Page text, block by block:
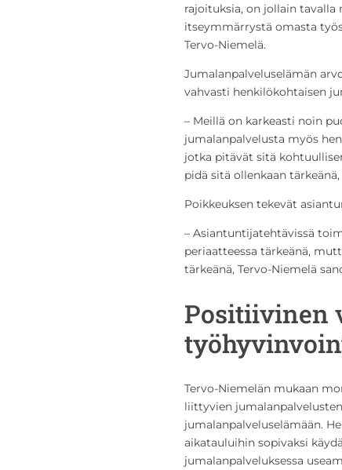
rajoituksia, on jollain
itseymmärrystä omasta
Tervo-Niemelä.
Jumalanpalveluselämän
vahvasti henkilökohtaisen
– Meillä on karkeasti noin
jumalanpalvelusta myös
jotka pitävät sitä
pidä sitä ollenkaan
Poikkeuksen tekevät
– Asiantuntijatehtävissä
periaatteessa tärkeänä,
tärkeänä, Tervo-Niemelä
Positiivinen
Tervo-Niemelän mukaan
liittyvien
jumalanpalveluselämään.
aikatauluihin sopivaksi
jumalanpalveluksessa